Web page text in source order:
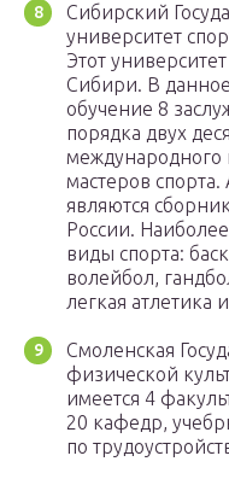
Сибирский
университет
Этот
Сибири. В
обучение 8
порядка двух
международного
мастеров
являются
России.
виды спорта:
волейбол,
легкая атлетика
Смоленская
физической
имеется 4
20 кафедр,
по